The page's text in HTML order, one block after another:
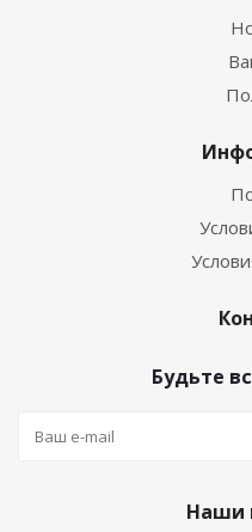
Будьте
Наши